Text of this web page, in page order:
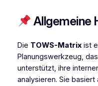
Allgemeine
Die TOWS-Matrixist
Planungswerkzeug,
unterstützt, ihre
analysieren. Sie basiert